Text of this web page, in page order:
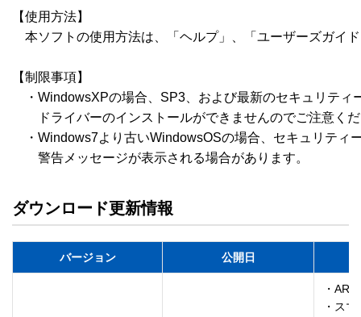
【使用方法】
本ソフトの使用方法は、「ヘルプ」、「ユーザーズガイ
【制限事項】
・WindowsXPの場合、SP3、および最新のセキュリティ
ドライバーのインストールができませんのでご注意く
・Windows7より古いWindowsOSの場合、セキュリティ
ダウンロード更新情報
バージョン 公開日
・
・ス